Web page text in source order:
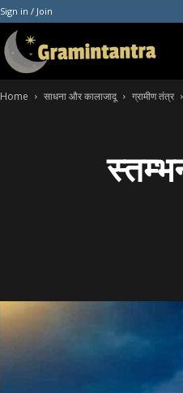
Sign in / Join
Home साधना और कालाजादू ग्रामीण तंत्र